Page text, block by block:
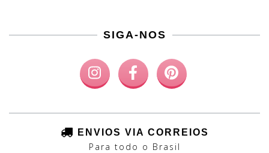
SIGA-NOS
ENVIOS VIA CORREIOS
Para todo o Brasil